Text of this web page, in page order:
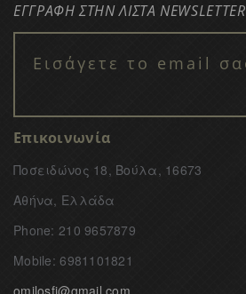
ΕΓΓΡΑΦΗ ΣΤΗΝ ΛΙΣΤΑ NEWSLETTER
Επικοινωνία
Ποσειδώνος 18, Βούλα, 16673
Αθήνα, Ελλάδα
Phone: 210 9657879
Mobile: 6981101821